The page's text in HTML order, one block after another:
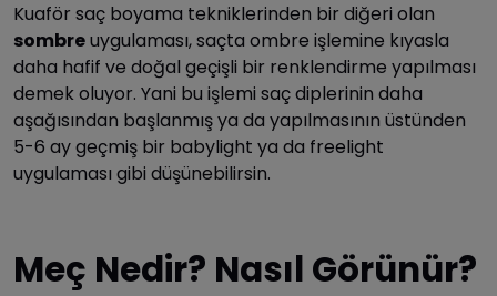
Kuaför saç boyama tekniklerinden bir diğeri olan
sombreuygulaması, saçta ombre işlemine kıyasla
daha hafif ve doğal geçişli bir renklendirme yapılması
demek oluyor. Yani bu işlemi saç diplerinin daha
aşağısından başlanmış ya da yapılmasının üstünden
5-6 ay geçmiş bir babylight ya da freelight
uygulaması gibi düşünebilirsin.
Meç Nedir? Nasıl Görünür?